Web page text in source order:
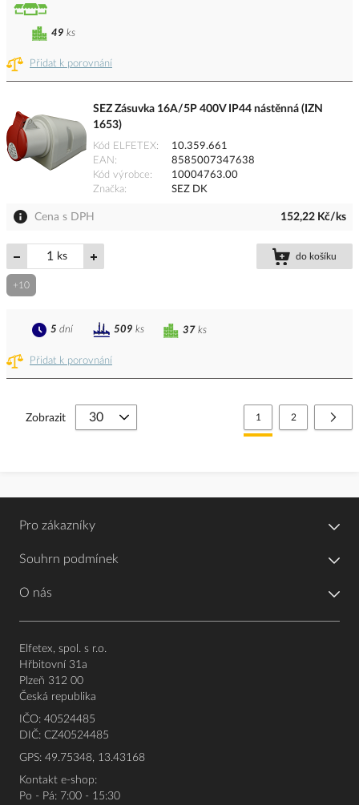
Přidat k porovnání
49 ks
SEZ Zásuvka 16A/5P 400V IP44 nástěnná (IZN
1653)
Kód ELFETEX
10.359.661
EAN
8585007347638
Kód výrobce
10004763.00
Značka
SEZ DK
Cena s DPH 152,22 Kč/ks
ks do košíku
+10
Přidat k porovnání
37 ks
5 dní 509 ks
Stránka
Právě si prohlížíte
1 Stránka
2
Zobrazit
Pro zákazníky
Souhrn podmínek
O nás
Elfetex, spol. s r.o.
Hřbitovní 31a
Plzeň 312 00
Česká republika
IČO: 40524485
DIČ: CZ40524485
GPS: 49.75348, 13.43168
Kontakt e-shop:
Po - Pá: 7:00 - 15:30